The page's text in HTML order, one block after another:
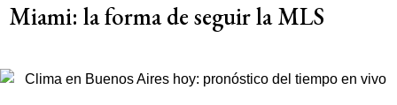
Miami: la forma de seguir la MLS